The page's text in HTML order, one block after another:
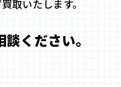
取いたします。
ください。